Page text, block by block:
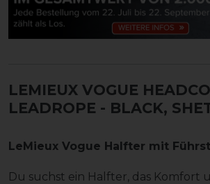
LEMIEUX VOGUE
LEADROPE - BLACK,
LeMieux Vogue Halfter mit
Du suchst ein Halfter, das Komfort